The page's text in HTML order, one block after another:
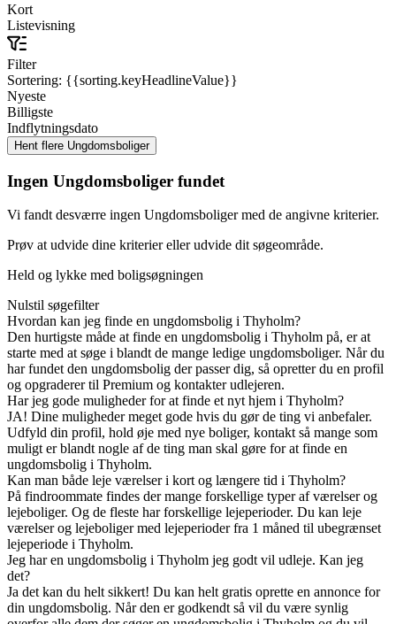
Kort
Listevisning
Filter
Sortering: {{sorting.keyHeadlineValue}}
Nyeste
Billigste
Indflytningsdato
Ingen Ungdomsboliger fundet
Vi fandt desværre ingen Ungdomsboliger med de angivne kriterier.
Prøv at udvide dine kriterier eller udvide dit søgeområde.
Held og lykke med boligsøgningen
Nulstil søgefilter
Hvordan kan jeg finde en ungdomsbolig i Thyholm?
Den hurtigste måde at finde en ungdomsbolig i Thyholm på, er at
starte med at søge i blandt de mange ledige ungdomsboliger. Når du
har fundet den ungdomsbolig der passer dig, så opretter du en profil
og opgraderer til Premium og kontakter udlejeren.
Har jeg gode muligheder for at finde et nyt hjem i Thyholm?
JA! Dine muligheder meget gode hvis du gør de ting vi anbefaler.
Udfyld din profil, hold øje med nye boliger, kontakt så mange som
muligt er blandt nogle af de ting man skal gøre for at finde en
ungdomsbolig i Thyholm.
Kan man både leje værelser i kort og længere tid i Thyholm?
På findroommate findes der mange forskellige typer af værelser og
lejeboliger. Og de fleste har forskellige lejeperioder. Du kan leje
værelser og lejeboliger med lejeperioder fra 1 måned til ubegrænset
lejeperiode i Thyholm.
Jeg har en ungdomsbolig i Thyholm jeg godt vil udleje. Kan jeg
det?
Ja det kan du helt sikkert! Du kan helt gratis oprette en annonce for
din ungdomsbolig. Når den er godkendt så vil du være synlig